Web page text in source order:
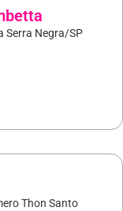
Serra Negra/SP
Thon Santo